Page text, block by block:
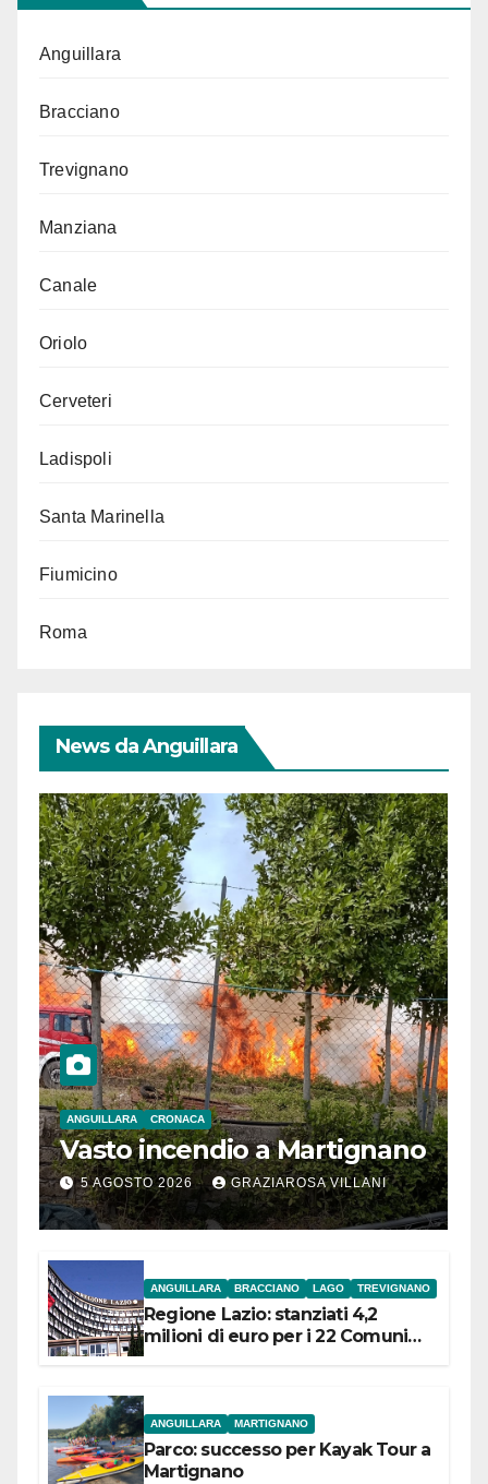
Anguillara
Bracciano
Trevignano
Manziana
Canale
Oriolo
Cerveteri
Ladispoli
Santa Marinella
Fiumicino
Roma
News da Anguillara
ANGUILLARA CRONACA
Vasto incendio a Martignano
5 AGOSTO 2026 GRAZIAROSA VILLANI
ANGUILLARA BRACCIANO LAGO TREVIGNANO
Regione Lazio: stanziati 4,2
milioni di euro per i 22 Comuni
ANGUILLARA MARTIGNANO
Parco: successo per Kayak Tour a
Martignano